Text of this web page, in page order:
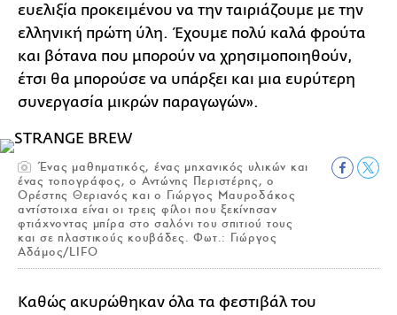
ευελιξία προκειμένου να την ταιριάζουμε με την
ελληνική πρώτη ύλη. Έχουμε πολύ καλά φρούτα
και βότανα που μπορούν να χρησιμοποιηθούν,
έτσι θα μπορούσε να υπάρξει και μια ευρύτερη
συνεργασία μικρών παραγωγών».
Ένας μαθηματικός, ένας μηχανικός υλικών και
ένας τοπογράφος, ο Αντώνης Περιστέρης, ο
Ορέστης Θεριανός και ο Γιώργος Μαυροδάκος
αντίστοιχα είναι οι τρεις φίλοι που ξεκίνησαν
φτιάχνοντας μπίρα στο σαλόνι του σπιτιού τους
και σε πλαστικούς κουβάδες. Φωτ.: Γιώργος
Αδάμος/LIFO
Καθώς ακυρώθηκαν όλα τα φεστιβάλ του